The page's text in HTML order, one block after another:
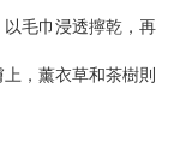
毛巾浸透擰乾，再
，薰衣草和茶樹則